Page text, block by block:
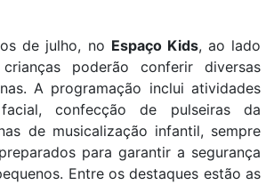
de julho, no Espaço Kids, ao lado
poderão conferir diversas
A programação inclui atividades
confecção de pulseiras da
de musicalização infantil, sempre
para garantir a segurança
Entre os destaques estão as